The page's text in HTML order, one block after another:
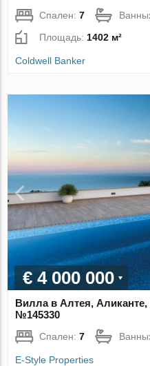
Спален:7
Площадь: 1402 м²
Coldwell Banker
€ 4 000 000
Вилла в Алтея,
№145330
Спален:7
E-Style Properties